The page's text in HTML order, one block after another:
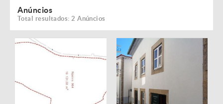
Anúncios
Total resultados: 2 Anúncios